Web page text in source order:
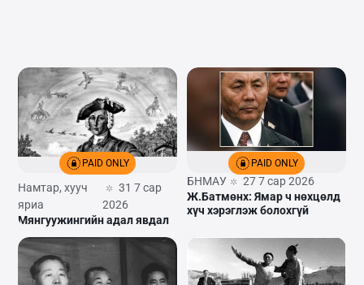
PAID ONLY
Намтар, хууч
яриа
31 7 сар
2026
Мянгуужингийн адал явдал
PAID ONLY
БНМАУ
27 7 сар 2026
Ж.Батмөнх: Ямар ч нөхцөлд
хүч хэрэглэж болохгүй